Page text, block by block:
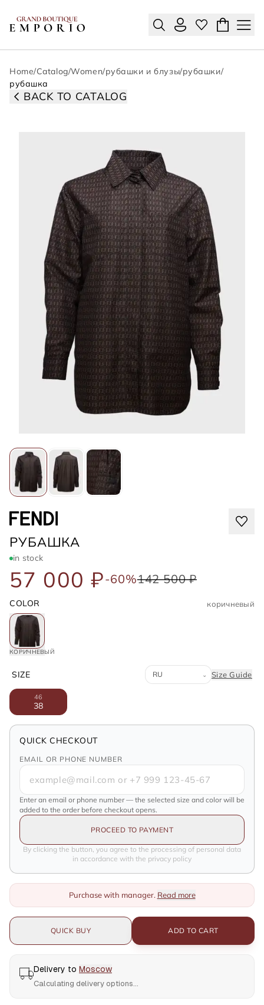
Home/Catalog/Women/рубашки и блузы/рубашки/
рубашка
BACK TO CATALOG
FENDI
РУБАШКА
in stock
57 000 ₽-60%142 500 ₽
COLOR коричневый
КОРИЧНЕВЫЙ
SIZE Система размеров
⌄ Size Guide
46
38
QUICK CHECKOUT
EMAIL OR PHONE NUMBER
Enter an email or phone number — the selected size and color will be
added to the order before checkout opens.
PROCEED TO PAYMENT
By clicking the button, you agree to the processing of personal data
in accordance with the privacy policy
Purchase with manager. Read more
QUICK BUY ADD TO CART
Delivery to Moscow
Calculating delivery options...